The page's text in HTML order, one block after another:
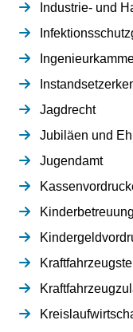
Industrie- und
Jagdrecht
Jubiläen und
Jugendamt
Kinderbetreuung